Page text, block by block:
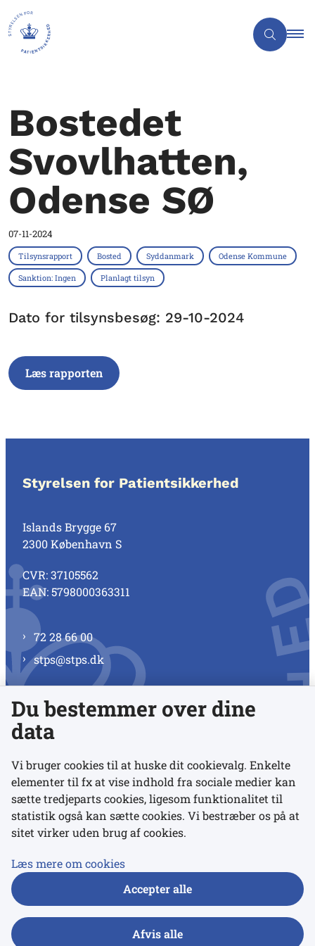
Bostedet
Svovlhatten,
Odense SØ
07-11-2024
Tilsynsrapport Bosted Syddanmark Odense Kommune
Sanktion: Ingen Planlagt tilsyn
Dato for tilsynsbesøg: 29-10-2024
Læs rapporten
Styrelsen for Patientsikkerhed
Islands Brygge 67
2300 København S
CVR: 37105562
EAN: 5798000363311
72 28 66 00
stps@stps.dk
Se alle kontaktnumre
Links
Udgivelser
Du bestemmer over dine
data
Vi bruger cookies til at huske dit cookievalg. Enkelte
elementer til fx at vise indhold fra sociale medier kan
sætte tredjeparts cookies, ligesom funktionalitet til
statistik også kan sætte cookies. Vi bestræber os på at
sitet virker uden brug af cookies.
Læs mere om cookies
Accepter alle
Afvis alle